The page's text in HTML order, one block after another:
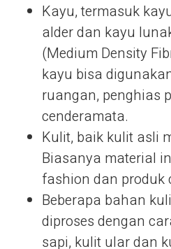
Kayu, termasuk
alder dan kayu
(Medium Density
kayu bisa
ruangan, penghias
cenderamata.
Kulit, baik kulit asli
Biasanya material
fashion dan produk
Beberapa bahan
diproses dengan
sapi, kulit ular dan